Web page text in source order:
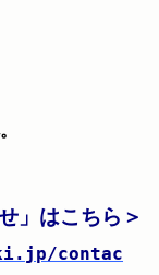
」はこちら＞
contac